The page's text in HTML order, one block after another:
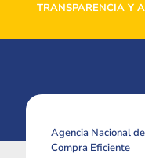
TRANSPARENCIA Y
Agencia Nacional
Compra Eficiente